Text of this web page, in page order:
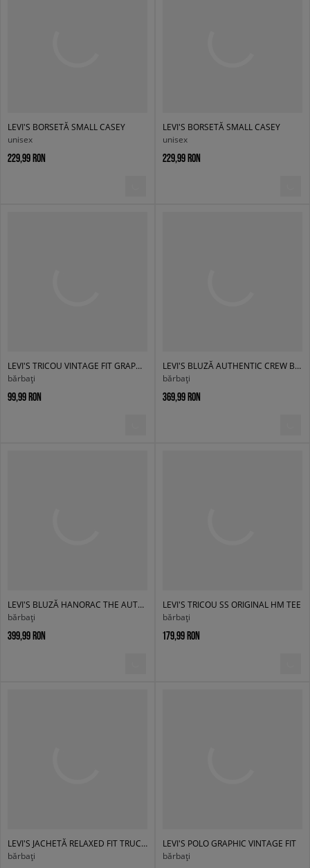
LEVI'S BORSETĂ SMALL CASEY
unisex
229,99 RON
LEVI'S BORSETĂ SMALL CASEY
unisex
229,99 RON
LEVI'S TRICOU VINTAGE FIT GRAPHIC TEE BLACKS
bărbați
99,99 RON
LEVI'S BLUZĂ AUTHENTIC CREW BROWNS
bărbați
369,99 RON
LEVI'S BLUZĂ HANORAC THE AUTHENTIC HOODIE BLUES
bărbați
399,99 RON
LEVI'S TRICOU SS ORIGINAL HM TEE
bărbați
179,99 RON
LEVI'S JACHETĂ RELAXED FIT TRUCKER MED INDIGO
bărbați
LEVI'S POLO GRAPHIC VINTAGE FIT
bărbați